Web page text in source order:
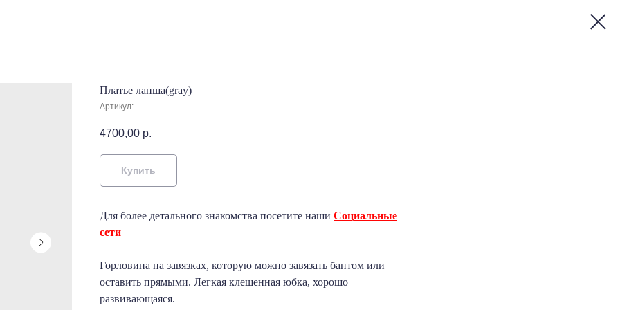
Платье лапша(gray)
Артикул:
4700,00 р.
Купить
Для более детального знакомства посетите наши Социальные
сети
Горловина на завязках, которую можно завязать бантом или
оставить прямыми. Легкая клешенная юбка, хорошо
развивающаяся.